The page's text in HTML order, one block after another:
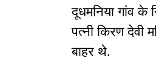
दूधमनिया गांव के
पत्नी किरण देवी
बाहर थे.